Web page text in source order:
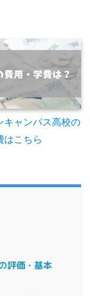
キャンパス高校の
はこちら
評価・基本